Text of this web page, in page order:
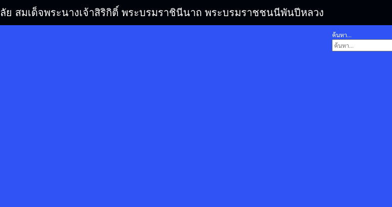
ย สมเด็จพระนางเจ้าสิริกิติ์ พระบรมราชินีนาถ พระบรมราชชนนีพันปีหลวง
ค้นหา...